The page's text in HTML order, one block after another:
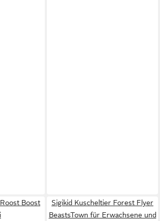
Boost
Sigikid Kuscheltier Forest Flyer
BeastsTown für Erwachsene und